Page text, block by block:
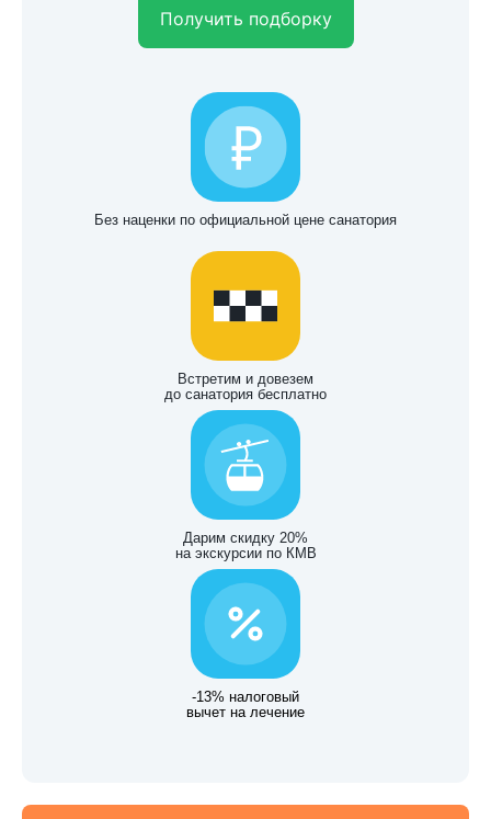
Получить подборку
Без наценки по официальной цене санатория
Встретим и довезем
до санатория бесплатно
Дарим скидку 20%
на экскурсии по КМВ
-13% налоговый
вычет на лечение